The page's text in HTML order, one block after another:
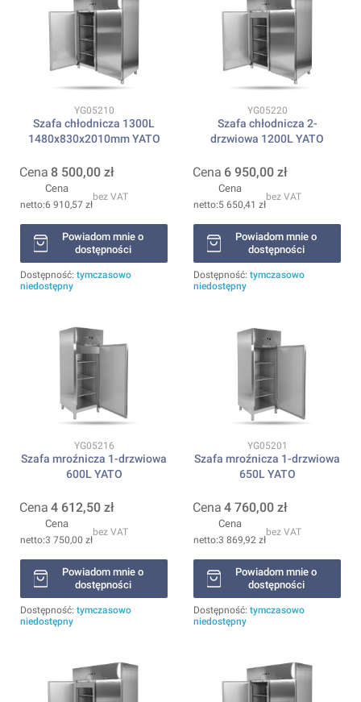
Kod produktu
YG05210
Szafa chłodnicza 1300L
1480x830x2010mm YATO
Cena 8 500,00 zł
Cena
6 910,57 zł
bez VAT
Powiadom mnie o
dostępności
Dostępność: tymczasowo
niedostępny
Kod produktu
YG05220
Szafa chłodnicza 2-
drzwiowa 1200L YATO
Cena 6 950,00 zł
Cena
5 650,41 zł
bez VAT
Powiadom mnie o
dostępności
Dostępność: tymczasowo
niedostępny
Kod produktu
YG05216
Szafa mroźnicza 1-drzwiowa
600L YATO
Cena 4 612,50 zł
Cena
3 750,00 zł
bez VAT
Powiadom mnie o
dostępności
Dostępność: tymczasowo
niedostępny
Kod produktu
YG05201
Szafa mroźnicza 1-drzwiowa
650L YATO
Cena 4 760,00 zł
Cena
3 869,92 zł
bez VAT
Powiadom mnie o
dostępności
Dostępność: tymczasowo
niedostępny